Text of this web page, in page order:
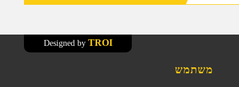
TROI
Designed by
משתמש